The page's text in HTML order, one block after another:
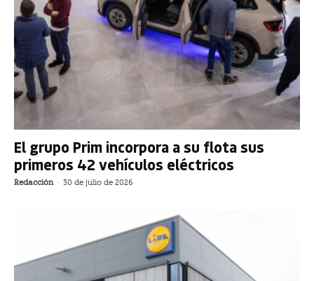
El grupo Prim incorpora a su flota sus
primeros 42 vehículos eléctricos
Redacción - 30 de julio de 2026